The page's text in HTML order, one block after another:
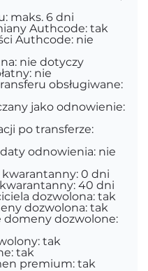
maks. 6 dni
Authcode: tak
Authcode: nie
nie dotyczy
nie
obsługiwane:
jako odnowienie:
po transferze:
odnowienia: nie
kwarantanny: 0 dni
40 dni
dozwolona: tak
dozwolona: tak
domeny dozwolone:
tak
tak
premium: tak